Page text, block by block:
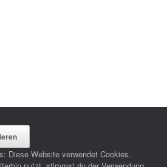
Diese Website verwendet Cookies.